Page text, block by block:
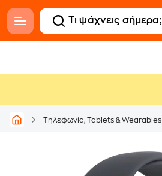
Τηλεφωνία, Tablets & Wearables